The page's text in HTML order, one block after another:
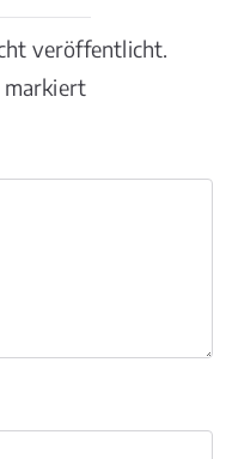
veröffentlicht.
markiert